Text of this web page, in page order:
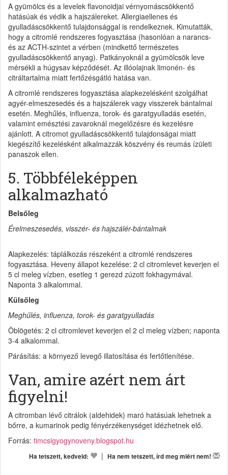
A gyümölcs és a levelek flavonoidjai vérnyomáscsökkentő
hatásúak és védik a hajszálereket. Allergiaellenes és
gyulladáscsökkentő tulajdonsággal is rendelkeznek. Kimutatták,
hogy a citromlé rendszeres fogyasztása (hasonlóan a narancs-
és az ACTH-szintet a vérben (mindkettő természetes
gyulladáscsökkentő anyag). Patkányoknál a gyümölcsök leve
mérsékli a húgysav képződését. Az illóolajnak limonén- és
citráltartalma miatt fertőzésgátló hatása van.
A citromlé rendszeres fogyasztása alapkezelésként szolgálhat
agyér-elmeszesedés és a hajszálerek vagy visszerek bántalmai
esetén. Meghűlés, influenza, torok- és garatgyulladás esetén,
valamint emésztési zavaroknál megelőzésre és kezelésre
ajánlott. A citromot gyulladáscsökkentő tulajdonságai miatt
kiegészítő kezelésként alkalmazzák köszvény és reumás ízületi
panaszok ellen.
5. Többféleképpen
alkalmazható
Belsőleg
Érelmeszesedés, visszér- és hajszálér-bántalmak
Alapkezelés: táplálkozás részeként a citromlé rendszeres
fogyasztása. Heveny állapot kezelése: 2 cl citromlevet keverjen el
5 cl meleg vízben, esetleg 1 gerezd zúzott fokhagymával.
Naponta 3 alkalommal.
Külsőleg
Meghűlés, influenza, torok- és garatgyulladás
Öblögetés: 2 cl citromlevet keverjen el 2 cl meleg vízben; naponta
3-4 alkalommal.
Párásítás: a környező levegő illatosítása és fertőtlenítése.
Van, amire azért nem árt
figyelni!
A citromban lévő citrálok (aldehidek) maró hatásúak lehetnek a
bőrre, a kumarinok pedig fényérzékenységet idézhetnek elő.
Forrás: timcsigyogynoveny.blogspot.hu
Ha tetszett, kedveld: | Ha nem tetszett, írd meg miért nem!